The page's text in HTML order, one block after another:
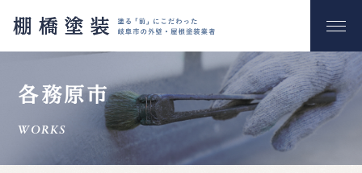
棚橋塗装の強み
各務原市
WORKS